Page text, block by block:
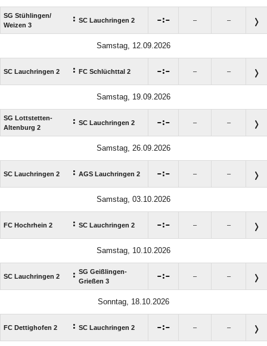
SG Stühlingen/​
Weizen 3
: SC Lauchringen 2 : – –
Samstag, 12.09.2026
SC Lauchringen 2 : FC Schlüchttal 2 : – –
Samstag, 19.09.2026
SG Lottstetten-
Altenburg 2
: SC Lauchringen 2 : – –
Samstag, 26.09.2026
SC Lauchringen 2 : AGS Lauchringen 2 : – –
Samstag, 03.10.2026
FC Hochrhein 2 : SC Lauchringen 2 : – –
Samstag, 10.10.2026
SC Lauchringen 2 : SG Geißlingen-
Grießen 3
: – –
Sonntag, 18.10.2026
FC Dettighofen 2 : SC Lauchringen 2 : – –